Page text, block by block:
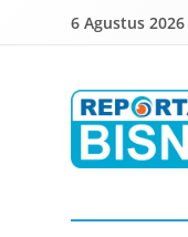
6 Agustus 2026